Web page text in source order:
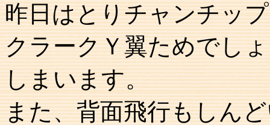
昨日はとりチャンチッ
クラークＹ翼ためでし
しまいます。
また、背面飛行もしん